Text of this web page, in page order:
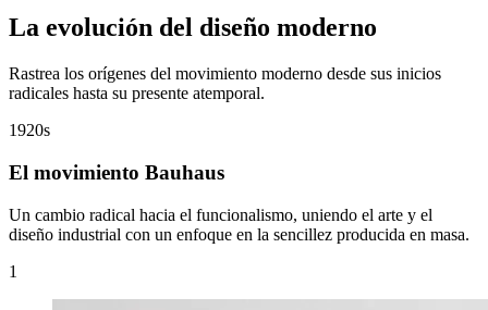
La evolución del diseño moderno
Rastrea los orígenes del movimiento moderno desde sus inicios
radicales hasta su presente atemporal.
1920s
El movimiento Bauhaus
Un cambio radical hacia el funcionalismo, uniendo el arte y el
diseño industrial con un enfoque en la sencillez producida en masa.
1